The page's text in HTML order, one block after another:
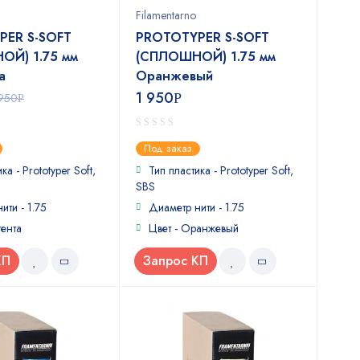
S-SOFT
1.75 мм
Р
- Prototyper Soft,
- 1.75
Filamentarno
PROTOTYPER S-SOFT
(СПЛОШНОЙ) 1.75 мм
Оранжевый
1 950Р
0
out
of
5
Под заказ
Тип пластика - Prototyper Soft,
SBS
Диаметр нити - 1.75
Цвет - Оранжевый
Запрос КП